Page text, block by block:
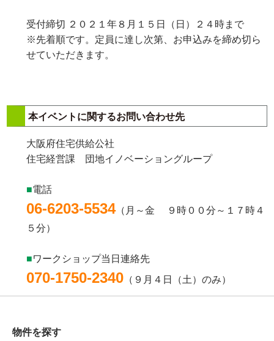
受付締切 ２０２１年８月１５日（日）２４時まで
※先着順です。定員に達し次第、お申込みを締め切ら
せていただきます。
本イベントに関するお問い合わせ先
大阪府住宅供給公社
住宅経営課 団地イノベーショングループ
■電話
06-6203-5534（月～金 ９時００分～１７時４
５分）
■ワークショップ当日連絡先
070-1750-2340 （９月４日（土）のみ）
物件を探す